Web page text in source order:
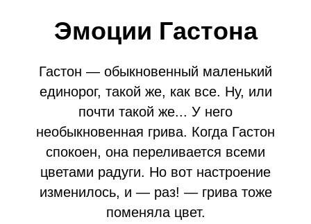
Эмоции Гастона
Гастон — обыкновенный маленький
единорог, такой же, как все. Ну, или
почти такой же... У него
необыкновенная грива. Когда Гастон
спокоен, она переливается всеми
цветами радуги. Но вот настроение
изменилось, и — раз! — грива тоже
поменяла цвет.